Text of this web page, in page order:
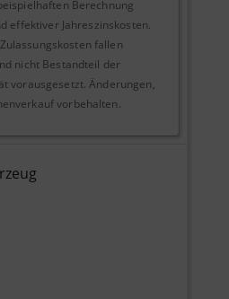
Berechnung
effektiver Jahreszinskosten.
fallen
nicht Bestandteil der
vorausgesetzt. Änderungen,
vorbehalten.